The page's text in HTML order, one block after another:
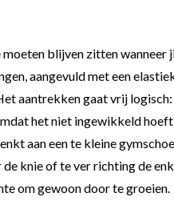
blijven zitten
aangevuld met een
aantrekken gaat vrij
het niet ingewikkeld
aan een te kleine
knie of te ver richting de
om gewoon door te groeien.